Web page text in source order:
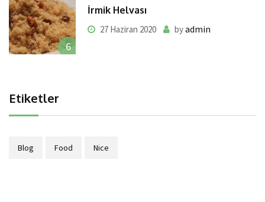
6
İrmik Helvası
27 Haziran 2020 byadmin
Etiketler
Blog Food Nice